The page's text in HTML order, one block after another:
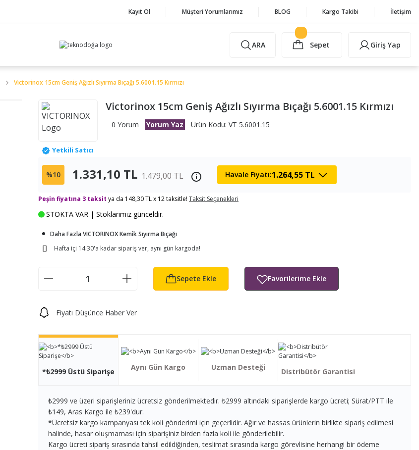
Kayıt Ol Müşteri Yorumlarımız BLOG Kargo Takibi İletişim
ARA Sepet Giriş Yap
Victorinox 15cm Geniş Ağızlı Sıyırma Bıçağı 5.6001.15 Kırmızı
Yetkili Satıcı
Victorinox 15cm Geniş Ağızlı Sıyırma Bıçağı 5.6001.15 Kırmızı
0 Yorum Yorum Yaz Ürün Kodu: VT 5.6001.15
%10 1.331,10 TL 1.479,00 TL Havale Fiyatı:1.264,55 TL
Peşin fiyatına 3 taksit ya da 148,30 TL x 12 taksitle! Taksit Seçenekleri
STOKTA VAR | Stoklarımız günceldir.
Daha Fazla VICTORINOX Kemik Sıyırma Bıçağı
Hafta içi 14:30'a kadar sipariş ver, aynı gün kargoda!
Sepete Ekle
Fiyatı Düşünce Haber Ver
*₺2999 Üstü Siparişe Aynı Gün Kargo Uzman Desteği Distribütör Garantisi
₺2999 ve üzeri siparişleriniz ücretsiz gönderilmektedir. ₺2999 altındaki siparişlerde kargo ücreti; Sürat/PTT ile
₺149, Aras Kargo ile ₺239'dur.
*Ücretsiz kargo kampanyası tek koli gönderimi için geçerlidir. Ağır ve hassas ürünlerin birlikte sipariş edilmesi
halinde, hasar oluşmaması için siparişiniz birden fazla koli ile gönderilebilir.
Kargo ücreti sipariş sırasında tahsil edildiğinden, teslimat sırasında kargo görevlisine herhangi bir ödeme